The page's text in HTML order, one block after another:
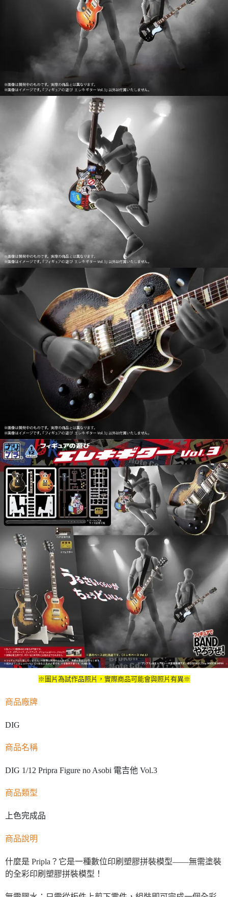
※圖片為試作品照片，實際商品可能會與照片有異※
商品廠牌
DIG
商品名稱
DIG 1/12 Pripra Figure no Asobi 電吉他 Vol.3
商品類型
上色完成品
商品說明
什麼是 Pripla？它是一種數位印刷塑膠拼裝模型——無需塗裝
的全彩印刷塑膠拼裝模型！